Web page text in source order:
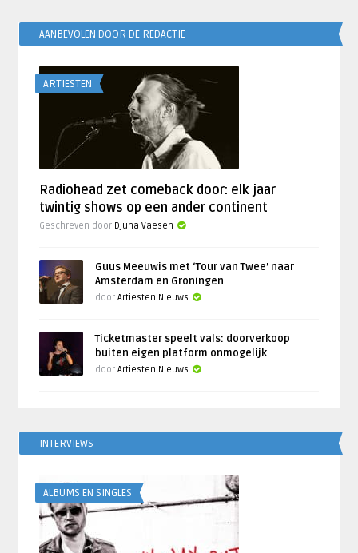
AANBEVOLEN DOOR DE REDACTIE
ARTIESTEN
Radiohead zet comeback door: elk jaar
twintig shows op een ander continent
Geschreven door Djuna Vaesen
Guus Meeuwis met ‘Tour van Twee’ naar
Amsterdam en Groningen
doorArtiesten Nieuws
Ticketmaster speelt vals: doorverkoop
buiten eigen platform onmogelijk
doorArtiesten Nieuws
INTERVIEWS
ALBUMS EN SINGLES